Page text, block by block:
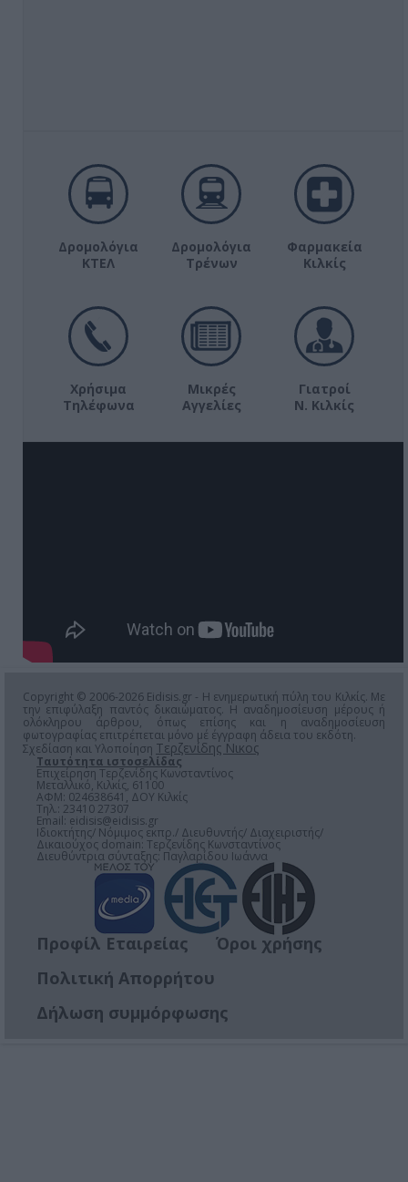
Δρομολόγια
ΚΤΕΛ
Δρομολόγια
Τρένων
Φαρμακεία
Κιλκίς
Χρήσιμα
Τηλέφωνα
Μικρές
Αγγελίες
Γιατροί
Ν. Κιλκίς
Copyright © 2006-2026 Eidisis.gr - Η ενημερωτική πύλη του Κιλκίς. Με
την επιφύλαξη παντός δικαιώματος. Η αναδημοσίευση μέρους ή
ολόκληρου άρθρου, όπως επίσης και η αναδημοσίευση
φωτογραφίας επιτρέπεται μόνο μέ έγγραφη άδεια του εκδότη.
Σχεδίαση και Υλοποίηση Τερζενίδης Νικος
Ταυτότητα ιστοσελίδας
Επιχείρηση Τερζενίδης Κωνσταντίνος
Μεταλλικό, Κιλκίς, 61100
ΑΦΜ: 024638641, ΔΟΥ Κιλκίς
Τηλ.: 23410 27307
Email: eidisis@eidisis.gr
Ιδιοκτήτης/ Νόμιμος εκπρ./ Διευθυντής/ Διαχειριστής/
Δικαιούχος domain: Τερζενίδης Κωνσταντίνος
Διευθύντρια σύνταξης: Παγλαρίδου Ιωάννα
Προφίλ Εταιρείας
Όροι χρήσης
Πολιτική Απορρήτου
Δήλωση συμμόρφωσης